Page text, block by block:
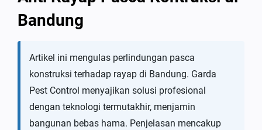
Bandung
Artikel ini mengulas perlindungan pasca
konstruksi terhadap rayap di Bandung. Garda
Pest Control menyajikan solusi profesional
dengan teknologi termutakhir, menjamin
bangunan bebas hama. Penjelasan mencakup